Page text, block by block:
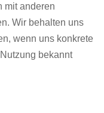
mit anderen
Wir behalten uns
wenn uns konkrete
bekannt